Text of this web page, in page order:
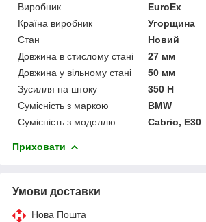
Виробник
EuroEx
Країна виробник
Угорщина
Стан
Новий
Довжина в стислому стані
27 мм
Довжина у вільному стані
50 мм
Зусилля на штоку
350 Н
Сумісність з маркою
BMW
Сумісність з моделлю
Cabrio, E30
Приховати
Умови доставки
Нова Пошта